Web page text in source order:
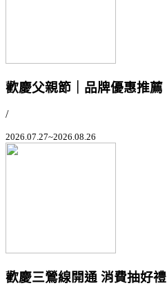
歡慶父親節｜品牌優惠推薦
/
2026.07.27~2026.08.26
歡慶三鶯線開通 消費抽好禮